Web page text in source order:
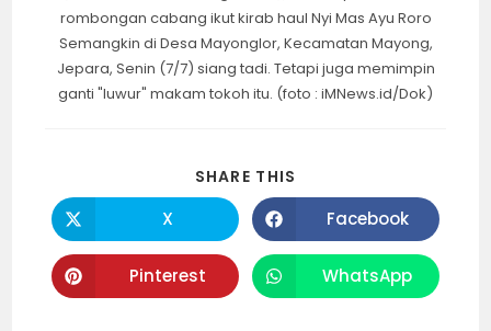
rombongan cabang ikut kirab haul Nyi Mas Ayu Roro
Semangkin di Desa Mayonglor, Kecamatan Mayong,
Jepara, Senin (7/7) siang tadi. Tetapi juga memimpin
ganti "luwur" makam tokoh itu. (foto : iMNews.id/Dok)
SHARE THIS
Opens
in
a
new
window
X Opens
in
a
new
window
Facebook
Opens
in
Pinterest Opens
in
WhatsApp